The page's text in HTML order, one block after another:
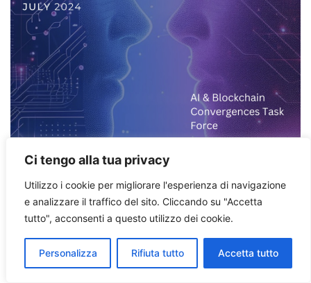
Ci tengo alla tua privacy
Utilizzo i cookie per migliorare l'esperienza di navigazione
e analizzare il traffico del sito. Cliccando su "Accetta
tutto", acconsenti a questo utilizzo dei cookie.
Personalizza Rifiuta tutto Accetta tutto
11 LUGLIO 2024
SPATIAL COMPUTING
WEB3, METAVERSE & NFT
La convergenza: AI,
Blockchain e Spatial
Computing